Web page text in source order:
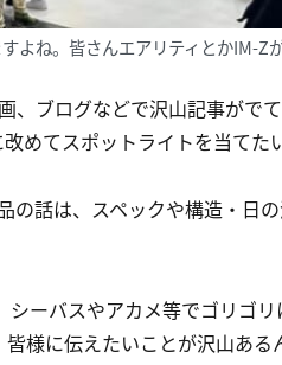
よね。皆さんエアリティとかIM-Z
、ブログなどで沢山記事がで
めてスポットライトを当てた
の話は、スペックや構造・日
ーバスやアカメ等でゴリゴ
様に伝えたいことが沢山ある